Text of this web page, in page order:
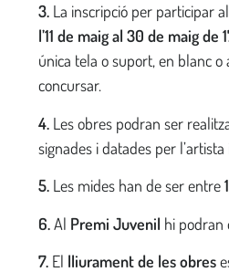
3. La inscripció per participar
l’11 de maig al 30 de maig de
única tela o suport, en blanc
concursar.
4. Les obres podran ser
signades i datades per l’artista
5. Les mides han de ser entre
6.Al Premi Juvenil hi podran
7. El lliurament de les obres